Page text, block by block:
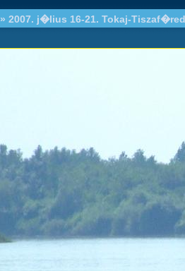
» 2007. j�lius 16-21. Tokaj-Tiszaf�red